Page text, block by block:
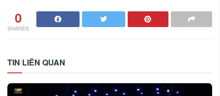
0
SHARES
TIN LIÊN QUAN